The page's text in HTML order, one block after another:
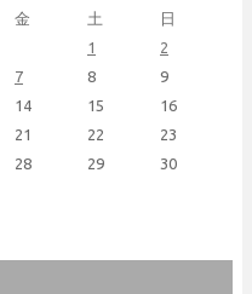
金 土 日
1
2
7 8
9
14 15
16
21 22
23
28 29
30